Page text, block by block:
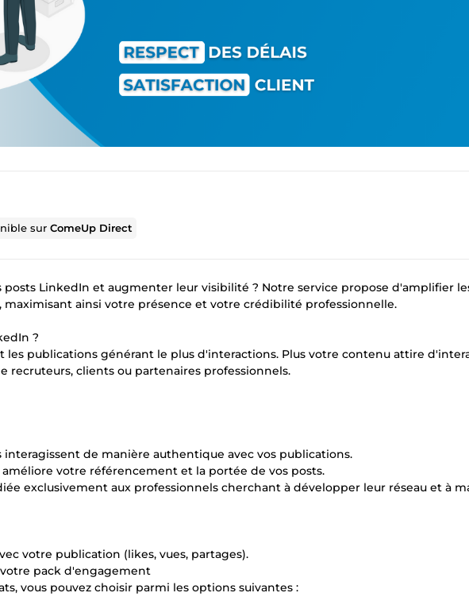
surComeUp Direct
posts LinkedIn et augmenter leur visibilité ? Notre service propose d'amplifier
maximisant ainsi votre présence et votre crédibilité professionnelle.
?
publications générant le plus d'interactions. Plus votre contenu attire
recruteurs, clients ou partenaires professionnels.
de manière authentique avec vos publications.
votre référencement et la portée de vos posts.
exclusivement aux professionnels cherchant à développer leur réseau et à
votre publication (likes, vues, partages).
pack d'engagement
vous pouvez choisir parmi les options suivantes :